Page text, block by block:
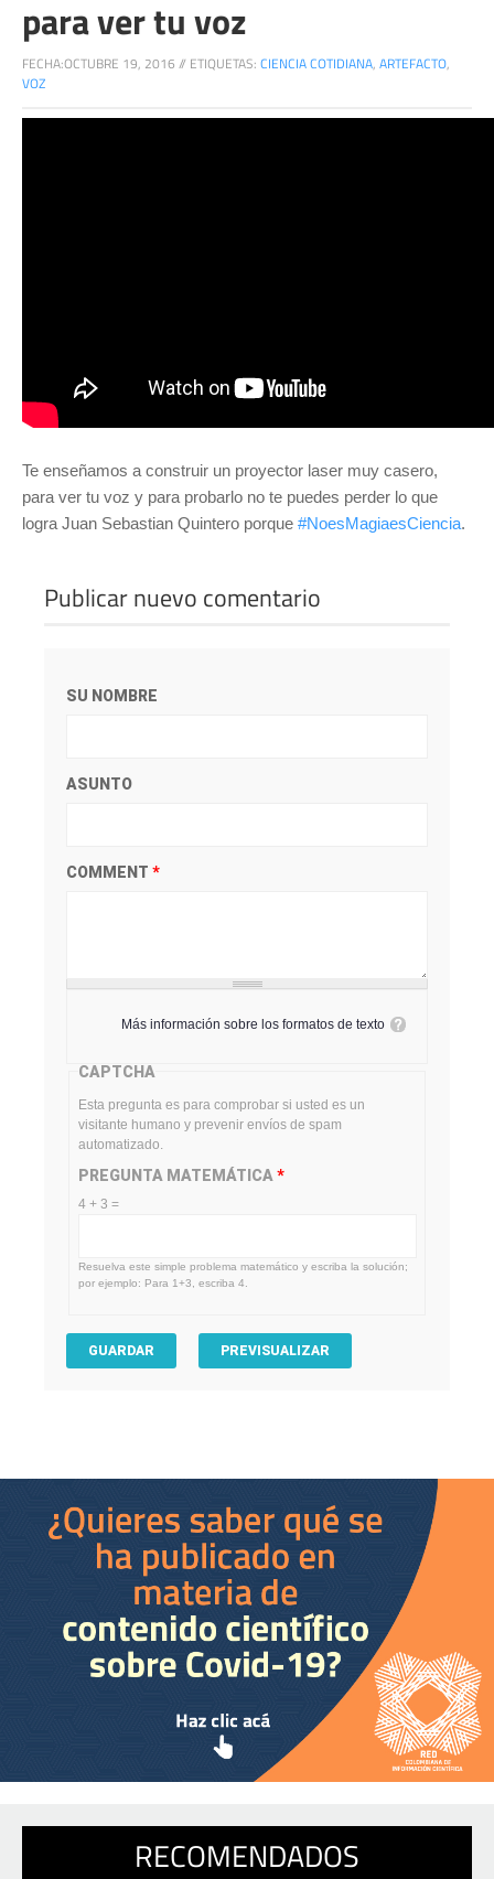
para ver tu voz
FECHA:OCTUBRE 19, 2016 // ETIQUETAS: CIENCIA COTIDIANA, ARTEFACTO,
VOZ
Te enseñamos a construir un proyector laser muy casero,
para ver tu voz y para probarlo no te puedes perder lo que
logra Juan Sebastian Quintero porque #NoesMagiaesCiencia.
Publicar nuevo comentario
SU NOMBRE
ASUNTO
COMMENT *
Más información sobre los formatos de texto
CAPTCHA
Esta pregunta es para comprobar si usted es un
visitante humano y prevenir envíos de spam
automatizado.
PREGUNTA MATEMÁTICA *
4 + 3 =
Resuelva este simple problema matemático y escriba la solución;
por ejemplo: Para 1+3, escriba 4.
RECOMENDADOS